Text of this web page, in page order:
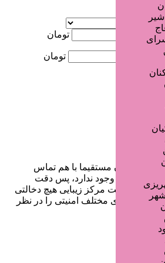
تومان
تومان
کاربران مستقیما با هم تماس
در این میان وجود ندارد، پس دقت
شما سایت مرکز زیبایی هیچ دخالتی
جنبه‌های مختلف امنیتی را در نظر